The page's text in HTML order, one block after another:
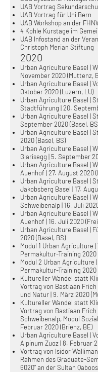
UAB Vortrag
UAB Vortrag für Uni Bern
UAB Workshop an der
4 Kohle Kurstage im
UAB Infostand an der
Christoph Merian Stiftung
2020
Urban Agriculture Basel |
November 2020 (Muttenz,
Urban Agriculture Basel |
Oktober 2020 (Luzern, LU)
Urban Agriculture Basel |
Stadtführung | 20.
Urban Agriculture Basel |
September 2020 (Basel,
Urban Agriculture Basel |
2020 (Basel, BS)
Urban Agriculture Basel |
Glarisegg | 5. September
Urban Agriculture Basel |
Auenhof | 27. August 2020
Urban Agriculture Basel |
Jakobsberg Basel | 17.
Urban Agriculture Basel |
Schweibenalp | 16. Juli
Urban Agriculture Basel |
Auenhof | 16. Juli 2020
Urban Agriculture Basel |
2020 (Basel, BS)
Modul 1 Urban Agriculture
Permakultur-Training 2020
Modul 2 Urban Agriculture
Permakultur-Training 2020
Kultureller Wandel statt
Vortrag von Bastiaan Frich
und Natur | 9. März 2020
Kultureller Wandel statt
Vortrag von Bastiaan
Schweibenalp, Modul
Februar 2020 (Brienz, BE)
Urban Agriculture Basel |
Alpinum Zuoz | 8. Februar
Vortrag von Isidor
Rahmen des Graduate-
6020“ an der Sultan